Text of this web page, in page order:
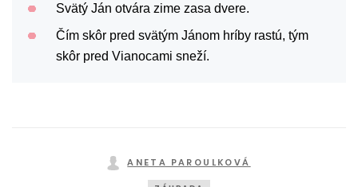
Svätý Ján otvára zime zasa dvere.
Čím skôr pred svätým Jánom hríby rastú, tým
skôr pred Vianocami sneží.
ANETA PAROULKOVÁ